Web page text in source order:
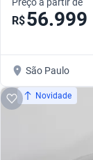
R$56.999
São Paulo
Novidade